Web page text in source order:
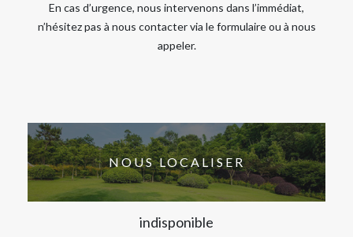
En cas d’urgence, nous intervenons dans l’immédiat,
n’hésitez pas à nous contacter via le formulaire ou à nous
appeler.
NOUS LOCALISER
indisponible